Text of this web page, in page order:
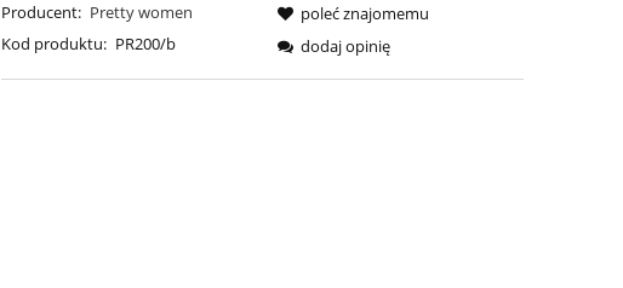
Producent: Pretty women
Kod produktu: PR200/b
poleć znajomemu
dodaj opinię